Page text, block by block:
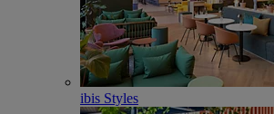
ibis Styles